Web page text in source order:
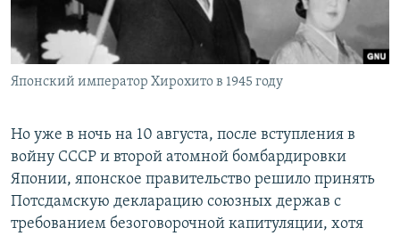
Японский император Хирохито в 1945 году
Но уже в ночь на 10 августа, после вступления в
войну СССР и второй атомной бомбардировки
Японии, японское правительство решило принять
Потсдамскую декларацию союзных держав с
требованием безоговорочной капитуляции, хотя